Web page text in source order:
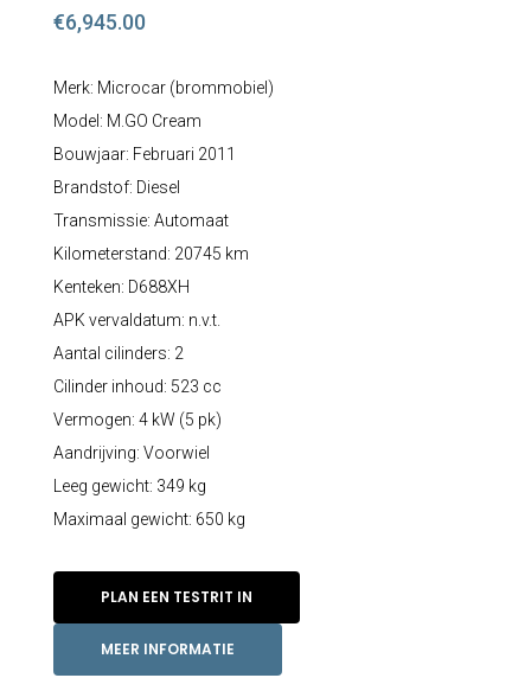
€6,945.00
Merk: Microcar (brommobiel)
Model: M.GO Cream
Bouwjaar: Februari 2011
Brandstof: Diesel
Transmissie: Automaat
Kilometerstand: 20745 km
Kenteken: D688XH
APK vervaldatum: n.v.t.
Aantal cilinders: 2
Cilinder inhoud: 523 cc
Vermogen: 4 kW (5 pk)
Aandrijving: Voorwiel
Leeg gewicht: 349 kg
Maximaal gewicht: 650 kg
PLAN EEN TESTRIT IN
MEER INFORMATIE